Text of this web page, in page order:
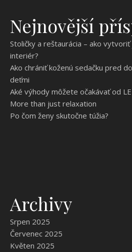
Nejnovější
Stoličky a reštaurácia – ako
interiér?
Ako chrániť koženú sedačku pred
deťmi
Aké výhody môžete očakávať od
More than just relaxation
Po čom ženy skutočne túžia?
Archivy
Srpen 2025
Červenec 2025
Květen 2025